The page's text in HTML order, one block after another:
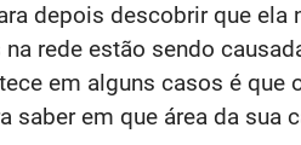
depois descobrir que
rede estão sendo
em alguns casos é que
em que área da sua